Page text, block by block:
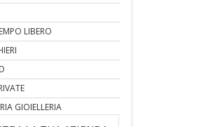
LIBERO
GIOIELLERIA